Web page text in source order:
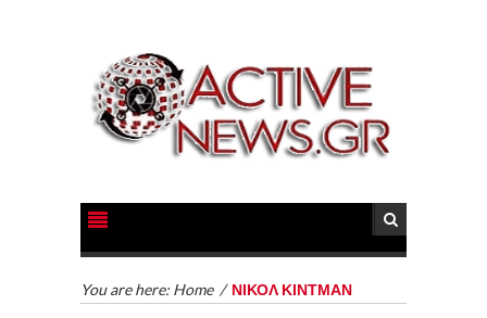
You are here: Home / ΝΙΚΟΛ ΚΙΝΤΜΑΝ